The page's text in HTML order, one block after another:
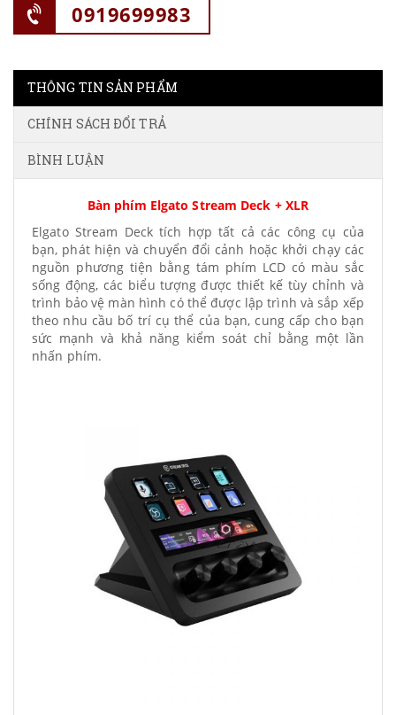
0919699983
THÔNG TIN SẢN PHẨM
CHÍNH SÁCH ĐỔI TRẢ
BÌNH LUẬN
Bàn phím Elgato Stream Deck + XLR
Elgato Stream Deck tích hợp tất cả các công cụ của
bạn, phát hiện và chuyển đổi cảnh hoặc khởi chạy các
nguồn phương tiện bằng tám phím LCD có màu sắc
sống động, các biểu tượng được thiết kế tùy chỉnh và
trình bảo vệ màn hình có thể được lập trình và sắp xếp
theo nhu cầu bố trí cụ thể của bạn, cung cấp cho bạn
sức mạnh và khả năng kiểm soát chỉ bằng một lần
nhấn phím.